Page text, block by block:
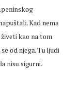
Kad nema
kao na tom
od njega. Tu ljudi
nisu sigurni.